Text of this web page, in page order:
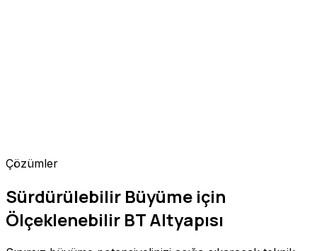
Çözümler
Sürdürülebilir Büyüme için
Ölçeklenebilir BT Altyapısı